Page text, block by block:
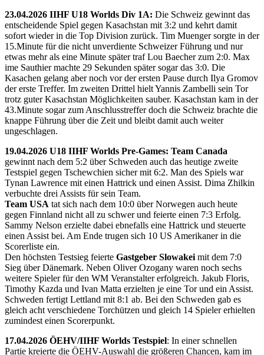
23.04.2026 IIHF U18 Worlds Div 1A: Die Schweiz gewinnt das
entscheidende Spiel gegen Kasachstan mit 3:2 und kehrt damit
sofort wieder in die Top Division zurück. Tim Muenger sorgte in der
15.Minute für die nicht unverdiente Schweizer Führung und nur
etwas mehr als eine Minute später traf Lou Baecher zum 2:0. Max
ime Sauthier machte 29 Sekunden später sogar das 3:0. Die
Kasachen gelang aber noch vor der ersten Pause durch Ilya Gromov
der erste Treffer. Im zweiten Drittel hielt Yannis Zambelli sein Tor
trotz guter Kasachstan Möglichkeiten sauber. Kasachstan kam in der
43.Minute sogar zum Anschlusstreffer doch die Schweiz brachte die
knappe Führung über die Zeit und bleibt damit auch weiter
ungeschlagen.
19.04.2026 U18 IIHF Worlds Pre-Games: Team Canada
gewinnt nach dem 5:2 über Schweden auch das heutige zweite
Testspiel gegen Tschewchien sicher mit 6:2. Man des Spiels war
Tynan Lawrence mit einen Hattrick und einen Assist. Dima Zhilkin
verbuchte drei Assists für sein Team.
Team USA tat sich nach dem 10:0 über Norwegen auch heute
gegen Finnland nicht all zu schwer und feierte einen 7:3 Erfolg.
Sammy Nelson erzielte dabei ebnefalls eine Hattrick und steuerte
einen Assist bei. Am Ende trugen sich 10 US Amerikaner in die
Scorerliste ein.
Den höchsten Testsieg feierte Gastgeber Slowakei mit dem 7:0
Sieg über Dänemark. Neben Oliver Ozogany waren noch sechs
weitere Spieler für den WM Veranstalter erfolgreich. Jakub Floris,
Timothy Kazda und Ivan Matta erzielten je eine Tor und ein Assist.
Schweden fertigt Lettland mit 8:1 ab. Bei den Schweden gab es
gleich acht verschiedene Torchützen und gleich 14 Spieler erhielten
zumindest einen Scorerpunkt.
17.04.2026 ÖEHV/IIHF Worlds Testspiel: In einer schnellen
Partie kreierte die ÖEHV-Auswahl die größeren Chancen, kam im